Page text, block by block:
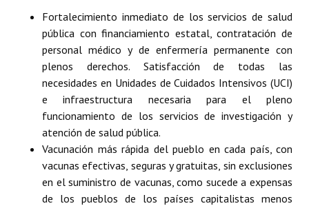
Fortalecimiento inmediato de los servicios de salud
pública con financiamiento estatal, contratación de
personal médico y de enfermería permanente con
plenos derechos. Satisfacción de todas las
necesidades en Unidades de Cuidados Intensivos (UCI)
e infraestructura necesaria para el pleno
funcionamiento de los servicios de investigación y
atención de salud pública.
Vacunación más rápida del pueblo en cada país, con
vacunas efectivas, seguras y gratuitas, sin exclusiones
en el suministro de vacunas, como sucede a expensas
de los pueblos de los países capitalistas menos